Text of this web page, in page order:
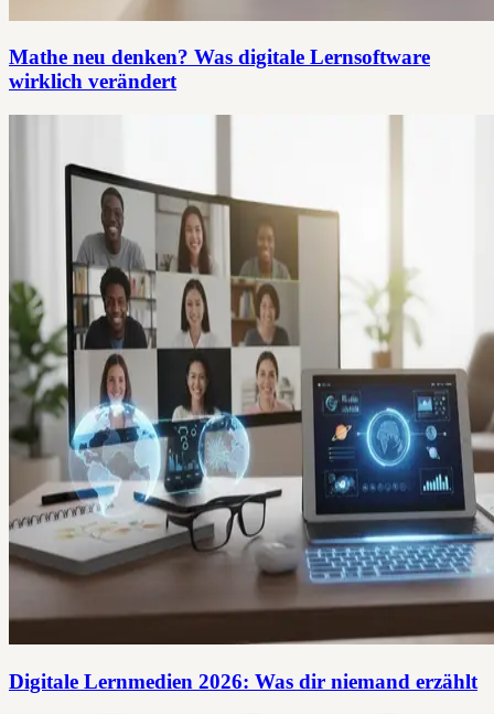
Mathe neu denken? Was digitale Lernsoftware
wirklich verändert
Digitale Lernmedien 2026: Was dir niemand erzählt